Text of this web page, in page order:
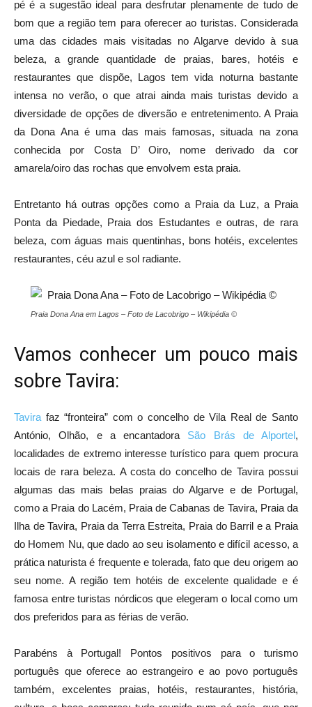
pé é a sugestão ideal para desfrutar plenamente de tudo de
bom que a região tem para oferecer ao turistas. Considerada
uma das cidades mais visitadas no Algarve devido à sua
beleza, a grande quantidade de praias, bares, hotéis e
restaurantes que dispõe, Lagos tem vida noturna bastante
intensa no verão, o que atrai ainda mais turistas devido a
diversidade de opções de diversão e entretenimento. A Praia
da Dona Ana é uma das mais famosas, situada na zona
conhecida por Costa D’ Oiro, nome derivado da cor
amarela/oiro das rochas que envolvem esta praia.
Entretanto há outras opções como a Praia da Luz, a Praia
Ponta da Piedade, Praia dos Estudantes e outras, de rara
beleza, com águas mais quentinhas, bons hotéis, excelentes
restaurantes, céu azul e sol radiante.
Praia Dona Ana em Lagos – Foto de Lacobrigo – Wikipédia ©
Vamos conhecer um pouco mais
sobre Tavira:
Tavira faz “fronteira” com o concelho de Vila Real de Santo
António, Olhão, e a encantadora São Brás de Alportel,
localidades de extremo interesse turístico para quem procura
locais de rara beleza. A costa do concelho de Tavira possui
algumas das mais belas praias do Algarve e de Portugal,
como a Praia do Lacém, Praia de Cabanas de Tavira, Praia da
Ilha de Tavira, Praia da Terra Estreita, Praia do Barril e a Praia
do Homem Nu, que dado ao seu isolamento e difícil acesso, a
prática naturista é frequente e tolerada, fato que deu origem ao
seu nome. A região tem hotéis de excelente qualidade e é
famosa entre turistas nórdicos que elegeram o local como um
dos preferidos para as férias de verão.
Parabéns à Portugal! Pontos positivos para o turismo
português que oferece ao estrangeiro e ao povo português
também, excelentes praias, hotéis, restaurantes, história,